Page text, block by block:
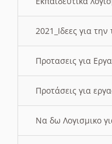
2021_Ιδεες για την
Προτασεις για
Προτάσεις για
Να δω Λογισμικο